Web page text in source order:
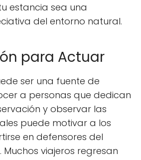
estancia sea una
del entorno natural.
para Actuar
ser una fuente de
a personas que dedican
y observar las
puede motivar a los
en defensores del
viajeros regresan